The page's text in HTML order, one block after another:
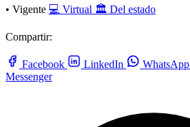
• Vigente 💻 Virtual 🏛️ Del estado
Compartir:
Facebook LinkedIn WhatsApp
Messenger